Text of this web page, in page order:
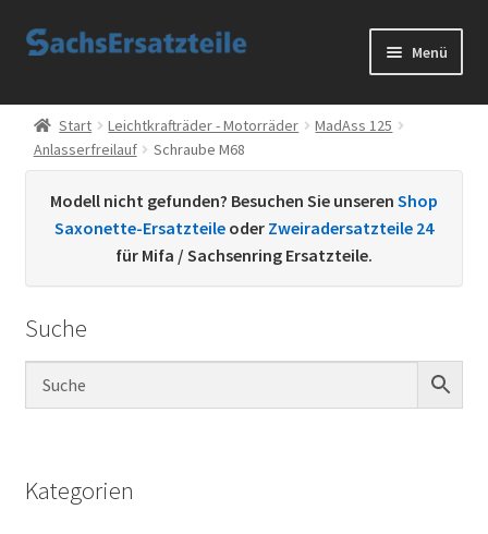
Zur
Zum
Menü
Start
AGB
Datenschutzerklärung
Kontakt
Sachs Ersatzteile
Über uns
Start Leichtkrafträder - Motorräder
MadAss 125
Anlasserfreilauf
Schraube M68
Modell nicht gefunden? Besuchen Sie unseren Shop
Saxonette-Ersatzteile oder Zweiradersatzteile 24
für Mifa / Sachsenring Ersatzteile.
Suche
Kategorien